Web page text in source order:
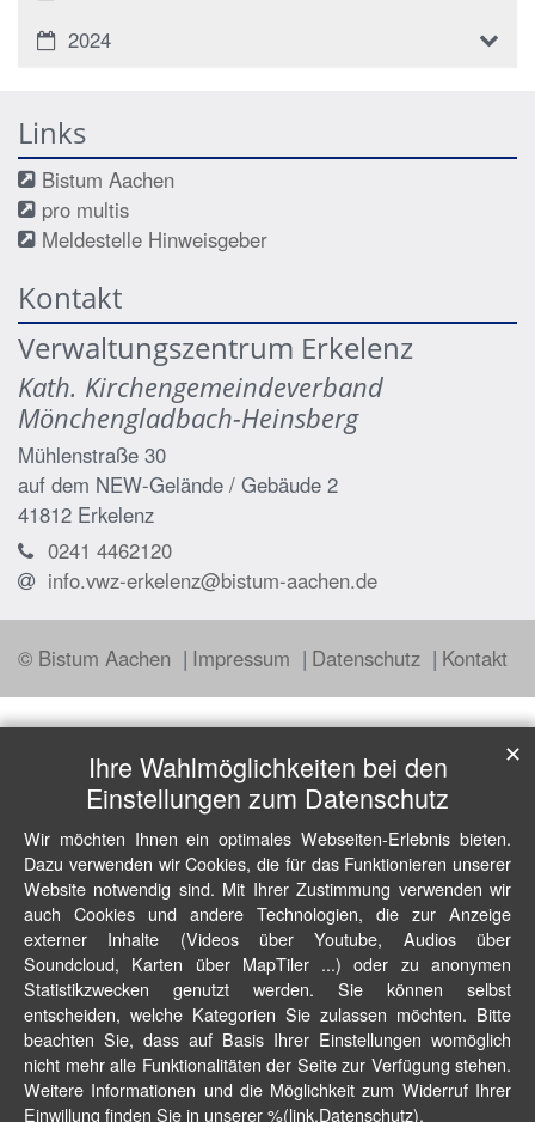
2024
Links
Bistum Aachen
pro multis
Meldestelle Hinweisgeber
Kontakt
Verwaltungszentrum Erkelenz
Kath. Kirchengemeindeverband
Mönchengladbach-Heinsberg
Mühlenstraße 30
auf dem NEW-Gelände / Gebäude 2
41812 Erkelenz
0241 4462120
info.vwz-erkelenz@bistum-aachen.de
© Bistum Aachen Impressum Datenschutz Kontakt
Ihre Wahlmöglichkeiten bei den
Einstellungen zum Datenschutz
Wir möchten Ihnen ein optimales Webseiten-Erlebnis bieten.
Dazu verwenden wir Cookies, die für das Funktionieren unserer
Website notwendig sind. Mit Ihrer Zustimmung verwenden wir
auch Cookies und andere Technologien, die zur Anzeige
externer Inhalte (Videos über Youtube, Audios über
Soundcloud, Karten über MapTiler ...) oder zu anonymen
Statistikzwecken genutzt werden. Sie können selbst
entscheiden, welche Kategorien Sie zulassen möchten. Bitte
beachten Sie, dass auf Basis Ihrer Einstellungen womöglich
nicht mehr alle Funktionalitäten der Seite zur Verfügung stehen.
Weitere Informationen und die Möglichkeit zum Widerruf Ihrer
Einwillung finden Sie in unserer %(link.Datenschutz).
✕